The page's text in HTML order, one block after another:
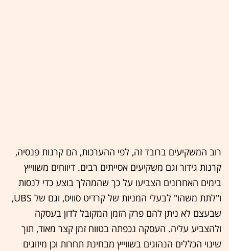
רוב המשקיעים ברובד זה, לפי ההערכות, הם קרנות פנסיה,
קרנות גידור וגם משקיעים אסייתים רבים. דיווחים משווייץ
בימים האחרונים הצביעו על כך שהמהלך בוצע כדי לנסות
ו"לתת משהו" לבעלי המניות של קרדיט סוויס, וגם של UBS,
שבעצם לא ניתן להם פרק הזמן המקובל לדון בעסקה
ולהצביע עליה. העסקה נכפתה בטווח זמן קצר מאוד, תוך
שינוי הכללים הנהוגים בשווייץ מבחינת תחרות וכן מיזוגים